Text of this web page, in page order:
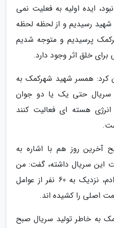
ایده اولیه به فعلیت نمی
شهید رسیدیم و از لحظه لحظه
پرسیدیم و متوجه شدیم
خلق اثر وجود دارد.
کرد: همسر شهید شهرکمک به
حتی یک یا دو جوان
هسته ای فعالیت کنند
آخرین روز هم با اشاره به
این سریال داشته، گفت: من
یک تنه این کار را انجام ندادم، نزدیک به 60 نفر از عوامل
اصلی را کشیده اند.
به خاطر تولید سریال صبح